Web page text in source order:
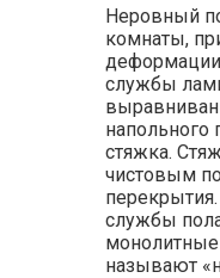
Неровный
комнаты,
службы
напольного
стяжка.
чистовым
службы
называют